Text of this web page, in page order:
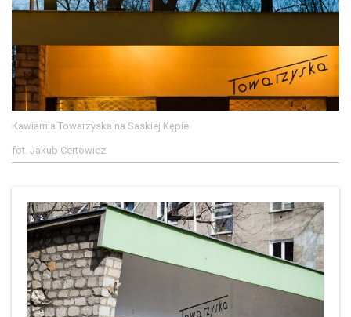
Kawiarnia Towarzyska na Saskiej Kępie
fot. Jakub Certowicz